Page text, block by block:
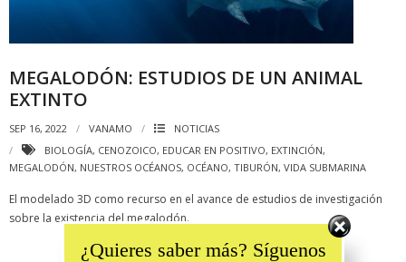
MEGALODÓN: ESTUDIOS DE UN ANIMAL
EXTINTO
SEP 16, 2022 VANAMO
NOTICIAS
BIOLOGÍA, CENOZOICO, EDUCAR EN POSITIVO, EXTINCIÓN,
MEGALODÓN, NUESTROS OCÉANOS, OCÉANO, TIBURÓN, VIDA SUBMARINA
El modelado 3D como recurso en el avance de estudios de investigación
sobre la existencia del megalodón.
¿Quieres saber más? Síguenos
Set Youtube Channel ID